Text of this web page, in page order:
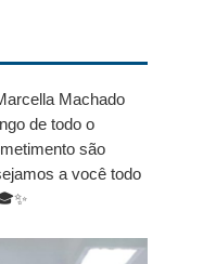
Machado
de todo o
são
a você todo